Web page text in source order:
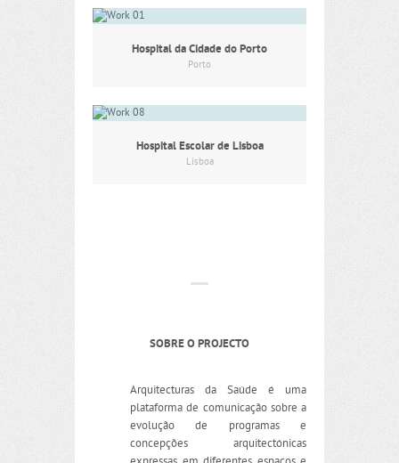
Hospital da Cidade do Porto
Porto
Hospital Escolar de Lisboa
Lisboa
SOBRE O PROJECTO
Arquitecturas da Saúde é uma
plataforma de comunicação sobre a
evolução de programas e
concepções arquitectónicas